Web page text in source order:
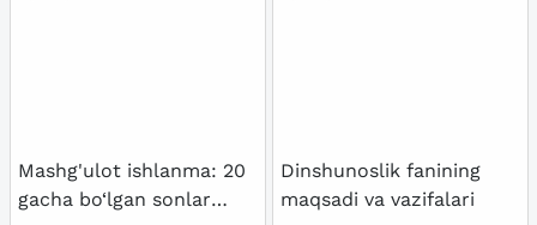
Mashg'ulot ishlanma: 20
gacha bo‘lgan sonlar
Dinshunoslik fanining
maqsadi va vazifalari